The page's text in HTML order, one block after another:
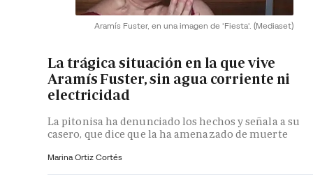
Aramís Fuster, en una imagen de 'Fiesta'. (Mediaset)
La trágica situación en la que vive
Aramís Fuster, sin agua corriente ni
electricidad
La pitonisa ha denunciado los hechos y señala a su
casero, que dice que la ha amenazado de muerte
Marina Ortiz Cortés